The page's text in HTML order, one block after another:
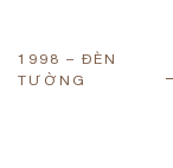
1998 – ĐÈN
TƯỜNG